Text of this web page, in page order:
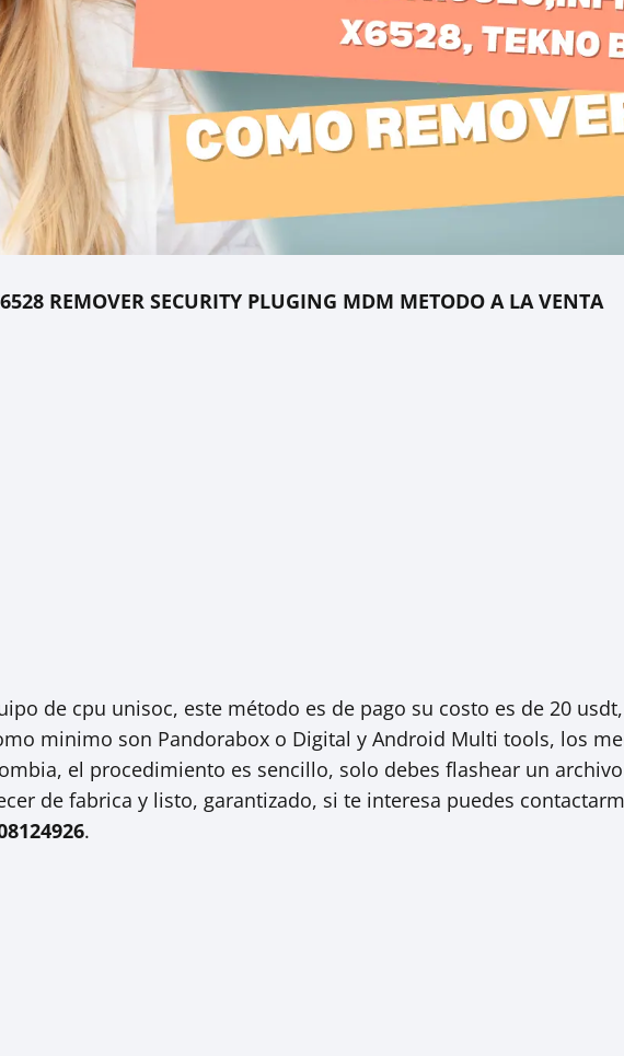
REMOVER SECURITY PLUGING MDM METODO A LA VENTA
de cpu unisoc, este método es de pago su costo es de 20
minimo son Pandorabox o Digital y Android Multi tools, los
el procedimiento es sencillo, solo debes flashear un
de fabrica y listo, garantizado, si te interesa puedes
.